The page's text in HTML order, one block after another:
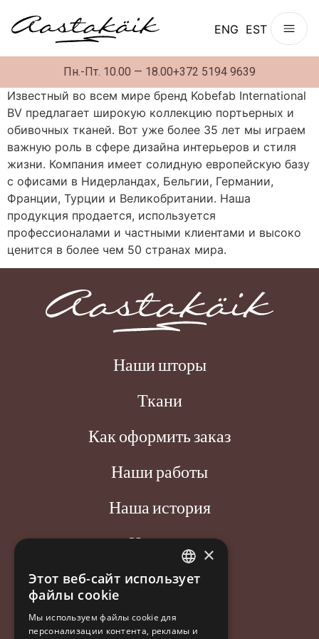
ENG EST
Пн.-Пт. 10.00 — 18.00+372 5194 9639
Известный во всем мире бренд Kobefab International
BV предлагает широкую коллекцию портьерных и
обивочных тканей. Вот уже более 35 лет мы играем
важную роль в сфере дизайна интерьеров и стиля
жизни. Компания имеет солидную европейскую базу
с офисами в Нидерландах, Бельгии, Германии,
Франции, Турции и Великобритании. Наша
продукция продается, используется
профессионалами и частными клиентами и высоко
ценится в более чем 50 странах мира.
Наши шторы
Ткани
Как оформить заказ
Наши работы
Наша история
Новости
Контакт
Aastakäik OÜ
ESTONIAN
RUSSIAN
×
Этот веб-сайт использует
файлы cookie
Мы используем файлы cookie для
персонализации контента, рекламы и